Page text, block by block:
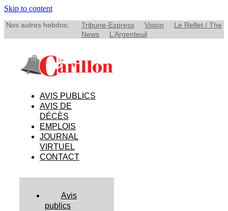
Skip to content
Nos autres hebdos: Tribune-Express Vision
Le Reflet / The
News
L’Argenteuil
AVIS PUBLICS
AVIS DE
DÉCÈS
EMPLOIS
JOURNAL
VIRTUEL
CONTACT
Avis
publics